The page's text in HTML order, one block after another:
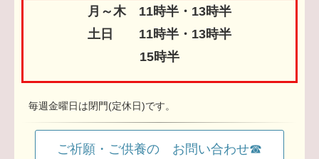
月～木 11時半・13時半
土日 11時半・13時半
15時半
毎週金曜日は閉門(定休日)です。
ご祈願・ご供養の お問い合わせ☎